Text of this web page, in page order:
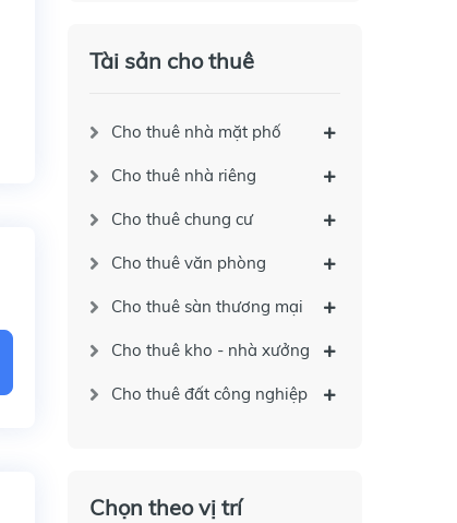
Tài sản cho thuê
Cho thuê nhà mặt phố
Cho thuê nhà riêng
Cho thuê chung cư
Cho thuê văn phòng
Cho thuê sàn thương mại
Cho thuê kho - nhà xưởng
Cho thuê đất công nghiệp
Chọn theo vị trí